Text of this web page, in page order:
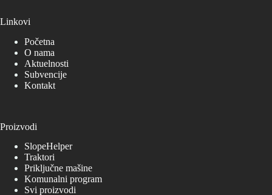
Linkovi
Početna
O nama
Aktuelnosti
Subvencije
Kontakt
Proizvodi
SlopeHelper
Traktori
Priključne mašine
Komunalni program
Svi proizvodi